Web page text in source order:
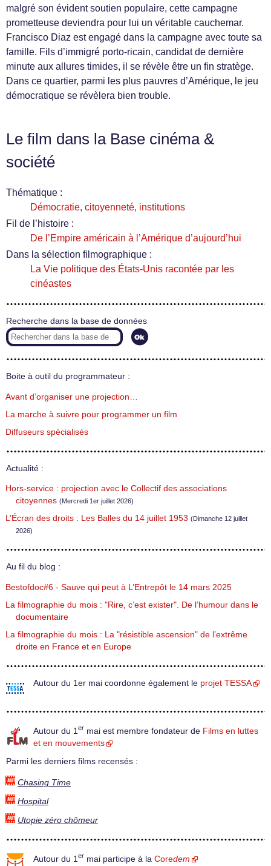
malgré son évident soutien populaire, cette campagne
prometteuse deviendra pour lui un véritable cauchemar.
Francisco Diaz est engagé dans la campagne avec toute sa
famille. Fils d’immigré porto-ricain, candidat de dernière
minute aux allures timides, il se révèle être un fin stratège.
Dans ce quartier, parmi les plus pauvres d’Amérique, le jeu
démocratique se révèlera bien trouble.
Le film dans la Base cinéma &
société
Thématique :
Démocratie, citoyenneté, institutions
Fil de l’histoire :
De l’Empire américain à l’Amérique d’aujourd’hui
Dans la sélection filmographique :
La Vie politique des États-Unis racontée par les
cinéastes
Recherche dans la base de données
Boite à outil du programmateur :
Avant d’organiser une projection…
La marche à suivre pour programmer un film
Diffuseurs spécialisés
Actualité :
Hors-service : projection avec le Collectif des associations
citoyennes (Mercredi 1er juillet 2026)
L’Écran des droits : Les Balles du 14 juillet 1953 (Dimanche 12 juillet
2026)
Au fil du blog :
Bestofdoc#6 - Sauve qui peut à L’Entrepôt le 14 mars 2025
La filmographie du mois : "Rire, c’est exister". De l’humour dans le
documentaire
La filmographie du mois : La "résistible ascension" de l’extrême
droite en France et en Europe
Autour du 1er mai coordonne également le projet TESSA
Autour du 1 er mai est membre fondateur de Films en luttes
et en mouvements
Parmi les derniers films recensés :
Chasing Time
Hospital
Utopie zéro chômeur
Autour du 1 er mai participe à la Coredem